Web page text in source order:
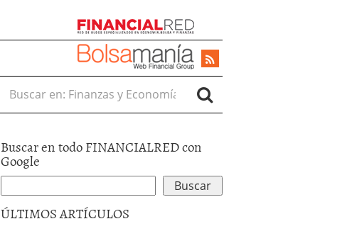
Buscar en:
Buscar en todo FINANCIALRED con
Google
ÚLTIMOS ARTÍCULOS